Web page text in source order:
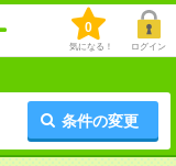
0
気になる！ ログイン
条件の変更